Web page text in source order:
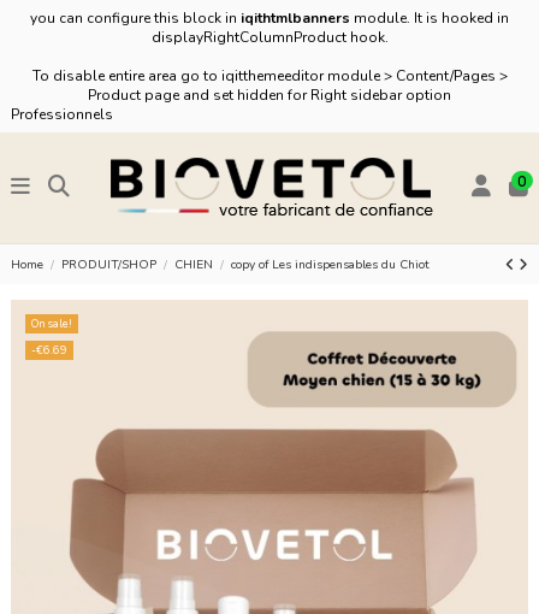
you can configure this block in iqithtmlbanners module. It is hooked in
displayRightColumnProduct hook.
To disable entire area go to iqitthemeeditor module > Content/Pages >
Product page and set hidden for Right sidebar option
Professionnels
0
Home PRODUIT/SHOP CHIEN copy of Les indispensables du Chiot
On sale!
-€6.69